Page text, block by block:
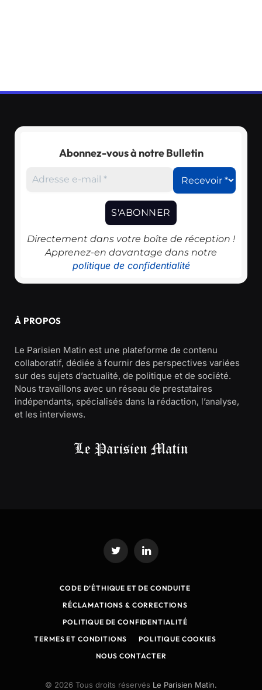
Abonnez-vous à notre Bulletin
Directement dans votre boîte de réception !
Apprenez-en davantage dans notre
politique de confidentialité
À PROPOS
Le Parisien Matin est une plateforme de contenu
collaboratif, dédiée à fournir des perspectives variées
sur des sujets d’actualité, de politique et de société.
Nous travaillons avec un réseau de prestataires
indépendants, spécialisés dans la rédaction, l’analyse,
et les interviews.
Twitter LinkedIn
CODE D’ÉTHIQUE ET DE CONDUITE
RÉCLAMATIONS & CORRECTIONS
POLITIQUE DE CONFIDENTIALITÉ
TERMES ET CONDITIONS
POLITIQUE COOKIES
NOUS CONTACTER
© 2026 Tous droits réservés Le Parisien Matin.